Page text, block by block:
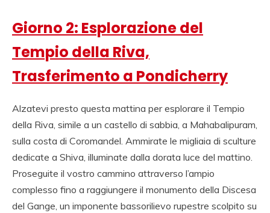
Giorno 2: Esplorazione del
Tempio della Riva,
Trasferimento a Pondicherry
Alzatevi presto questa mattina per esplorare il Tempio
della Riva, simile a un castello di sabbia, a Mahabalipuram,
sulla costa di Coromandel. Ammirate le migliaia di sculture
dedicate a Shiva, illuminate dalla dorata luce del mattino.
Proseguite il vostro cammino attraverso l’ampio
complesso fino a raggiungere il monumento della Discesa
del Gange, un imponente bassorilievo rupestre scolpito su